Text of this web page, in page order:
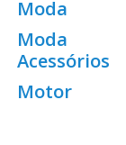
Moda
Moda
Acessórios
Motor